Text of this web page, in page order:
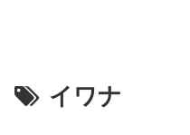
イワナ